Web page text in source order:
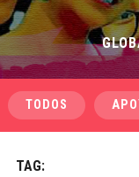
TODOS
TAG: